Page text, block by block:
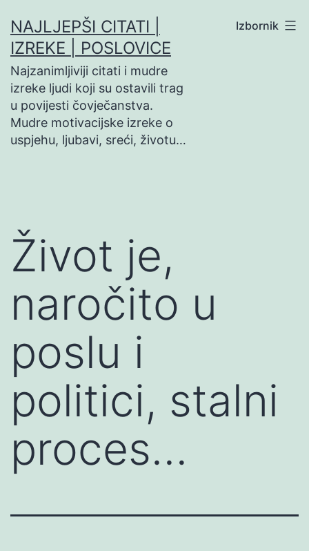
na
sadržaj
NAJLJEPŠI CITATI |
IZREKE | POSLOVICE
Najzanimljiviji citati i mudre
izreke ljudi koji su ostavili trag
u povijesti čovječanstva.
Mudre motivacijske izreke o
uspjehu, ljubavi, sreći, životu…
Izbornik
Život je,
naročito u
poslu i
politici, stalni
proces…